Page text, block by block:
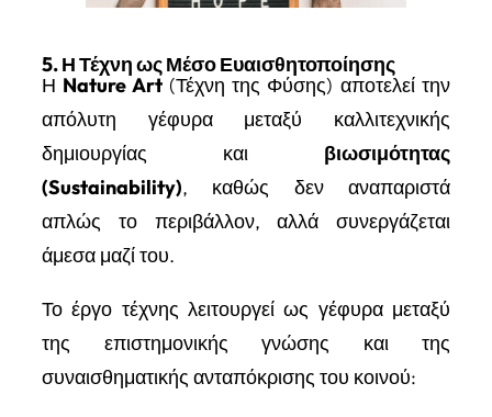
5. Η Τέχνη ως Μέσο Ευαισθητοποίησης
Η Nature Art(Τέχνη της Φύσης) αποτελεί την
απόλυτη γέφυρα μεταξύ καλλιτεχνικής
δημιουργίας και βιωσιμότητας
(Sustainability), καθώς δεν αναπαριστά
απλώς το περιβάλλον, αλλά συνεργάζεται
άμεσα μαζί του.
Το έργο τέχνης λειτουργεί ως γέφυρα μεταξύ
της επιστημονικής γνώσης και της
συναισθηματικής ανταπόκρισης του κοινού: